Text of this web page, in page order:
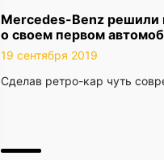
Mercedes-Benz решили
о своем первом
19 сентября 2019
Сделав ретро-кар чуть